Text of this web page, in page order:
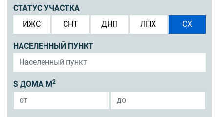
СТАТУС УЧАСТКА
ИЖС
СНТ ДНП ЛПХ СХ
НАСЕЛЕННЫЙ ПУНКТ
S ДОМА М 2